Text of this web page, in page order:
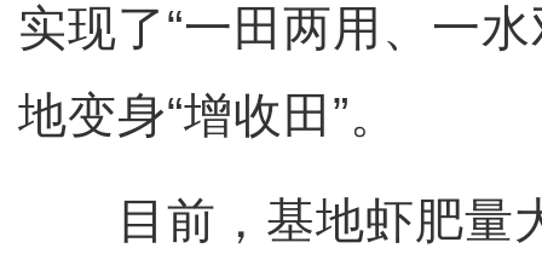
实现了“一田两用、一
地变身“增收田”。
目前，基地虾肥量